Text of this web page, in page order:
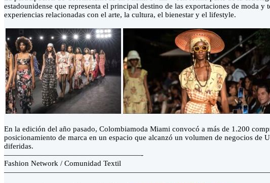
estadounidense que representa el principal destino de las exportaciones de moda
experiencias relacionadas con el arte, la cultura, el bienestar y el lifestyle.
En la edición del año pasado, Colombiamoda Miami convocó a más de 1.200
posicionamiento de marca en un espacio que alcanzó un volumen de negocios de
diferidas.
——————————————————-
Fashion Network / Comunidad Textil